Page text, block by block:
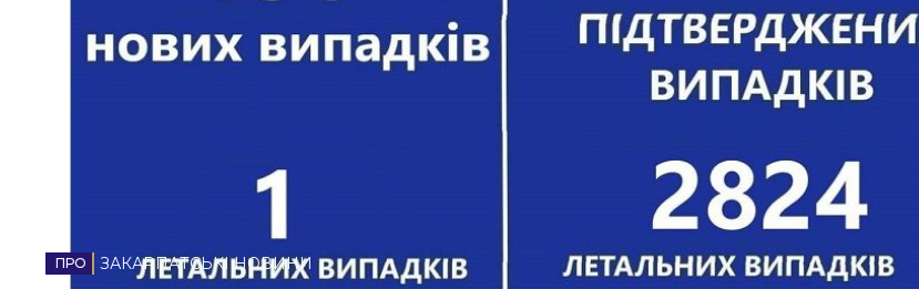
НОВИНИ ЗАХІДНОЇ УКРАЇНИ
ВІДЕОЗАКАРПАТСЬКІ НОВИНИ